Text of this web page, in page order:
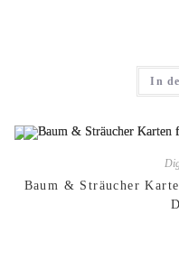
In
Baum & Sträucher